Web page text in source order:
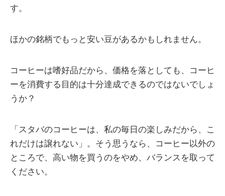
す。
ほかの銘柄でもっと安い豆があるかもしれません。
コーヒーは嗜好品だから、価格を落としても、コーヒ
ーを消費する目的は十分達成できるのではないでしょ
うか？
「スタバのコーヒーは、私の毎日の楽しみだから、こ
れだけは譲れない」。そう思うなら、コーヒー以外の
ところで、高い物を買うのをやめ、バランスを取って
ください。